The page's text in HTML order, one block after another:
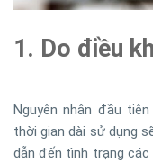
1. Do điều
Nguyên nhân đầu
thời gian dài sử dụng
dẫn đến tình trạng